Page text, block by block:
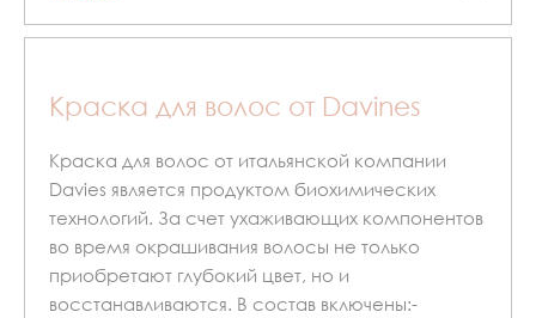
Краска для волос от Davines
Краска для волос от итальянской компании
Davies является продуктом биохимических
технологий. За счет ухаживающих компонентов
во время окрашивания волосы не только
приобретают глубокий цвет, но и
восстанавливаются. В состав включены:-